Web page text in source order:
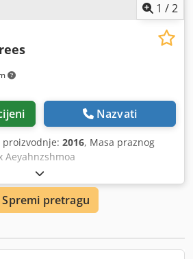
1 /2
Nazvati
proizvodnje: 2016, Masa praznog
Aeyahnzshmoa
Spremi pretragu